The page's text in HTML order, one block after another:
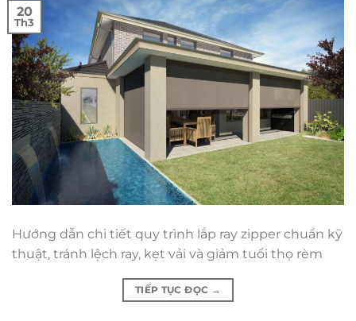
20
Th3
Hướng dẫn chi tiết quy trình lắp ray zipper chuẩn kỹ
thuật, tránh lệch ray, kẹt vải và giảm tuổi thọ rèm
TIẾP TỤC ĐỌC →